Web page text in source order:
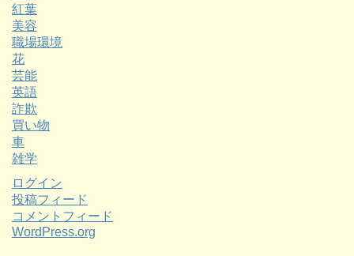
紅葉
美容
職場環境
花
芸能
英語
詐欺
買い物
車
雑学
ログイン
投稿フィード
コメントフィード
WordPress.org